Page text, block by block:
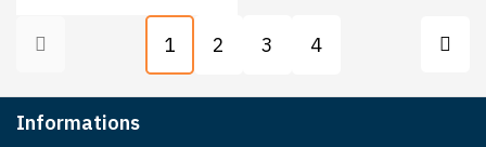
1 2 3 4
Informations